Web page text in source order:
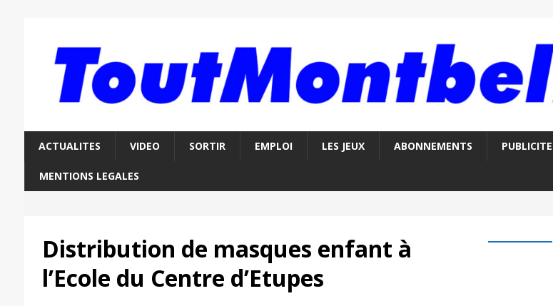
ACTUALITES VIDEO SORTIR EMPLOI LES JEUX ABONNEMENTS PUBLICITE
MENTIONS LEGALES
Distribution de masques enfant à
l’Ecole du Centre d’Etupes